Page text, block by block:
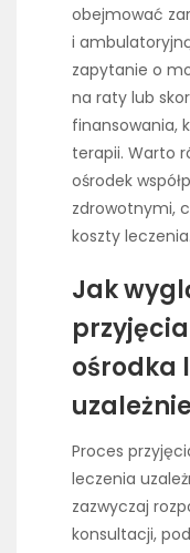
obejmować
i
zapytanie o
na raty lub
finansowania,
terapii. Warto
ośrodek
zdrowotnymi,
koszty leczenia.
Jak
ośrodka
Proces
leczenia
zazwyczaj
konsultacji,